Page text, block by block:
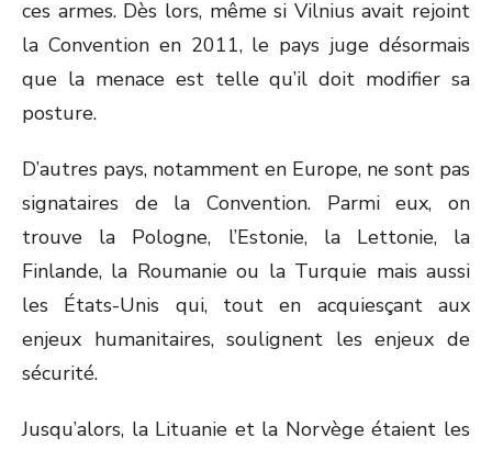
ces armes. Dès lors, même si Vilnius avait rejoint
la Convention en 2011, le pays juge désormais
que la menace est telle qu’il doit modifier sa
posture.
D’autres pays, notamment en Europe, ne sont pas
signataires de la Convention. Parmi eux, on
trouve la Pologne, l’Estonie, la Lettonie, la
Finlande, la Roumanie ou la Turquie mais aussi
les États-Unis qui, tout en acquiesçant aux
enjeux humanitaires, soulignent les enjeux de
sécurité.
Jusqu’alors, la Lituanie et la Norvège étaient les